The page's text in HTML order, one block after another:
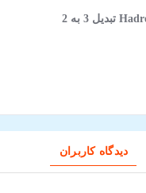
دیدگاه کاربران